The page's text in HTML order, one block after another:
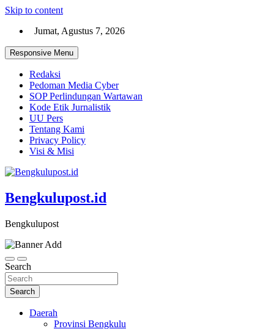
Skip to content
Jumat, Agustus 7, 2026
Responsive Menu
Redaksi
Pedoman Media Cyber
SOP Perlindungan Wartawan
Kode Etik Jurnalistik
UU Pers
Tentang Kami
Privacy Policy
Visi & Misi
Bengkulupost.id
Bengkulupost
Search
Search
Daerah
Provinsi Bengkulu